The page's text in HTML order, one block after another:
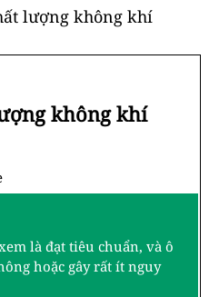
lượng không khí
không khí
là đạt tiêu chuẩn, và ô
hoặc gây rất ít nguy